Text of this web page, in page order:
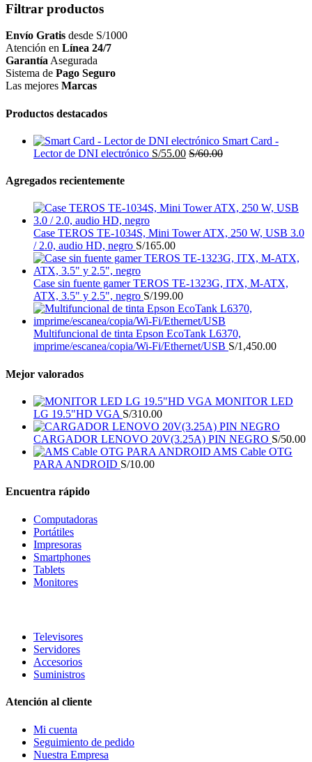
Filtrar productos
Envío Gratis desde S/1000
Atención en Línea 24/7
Garantía Asegurada
Sistema de Pago Seguro
Las mejores Marcas
Productos destacados
Smart Card -
Lector de DNI electrónico S/55.00 S/60.00
Agregados recientemente
Case TEROS TE-1034S, Mini Tower ATX, 250 W, USB 3.0
/ 2.0, audio HD, negro S/165.00
Case sin fuente gamer TEROS TE-1323G, ITX, M-ATX,
ATX, 3.5" y 2.5", negro S/199.00
Multifuncional de tinta Epson EcoTank L6370,
imprime/escanea/copia/Wi-Fi/Ethernet/USB S/1,450.00
Mejor valorados
MONITOR LED
LG 19.5"HD VGA S/310.00
CARGADOR LENOVO 20V(3.25A) PIN NEGRO S/50.00
AMS Cable OTG
PARA ANDROID S/10.00
Encuentra rápido
Computadoras
Portátiles
Impresoras
Smartphones
Tablets
Monitores
Televisores
Servidores
Accesorios
Suministros
Atención al cliente
Mi cuenta
Seguimiento de pedido
Nuestra Empresa